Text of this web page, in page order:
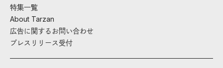
特集一覧
About Tarzan
広告に関するお問い合わせ
プレスリリース受付